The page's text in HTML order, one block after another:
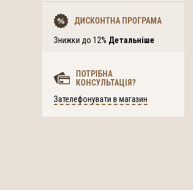
ДИСКОНТНА ПРОГРАМА
Знижки до 12% Детальніше
ПОТРІБНА
КОНСУЛЬТАЦІЯ?
Зателефонувати в магазин